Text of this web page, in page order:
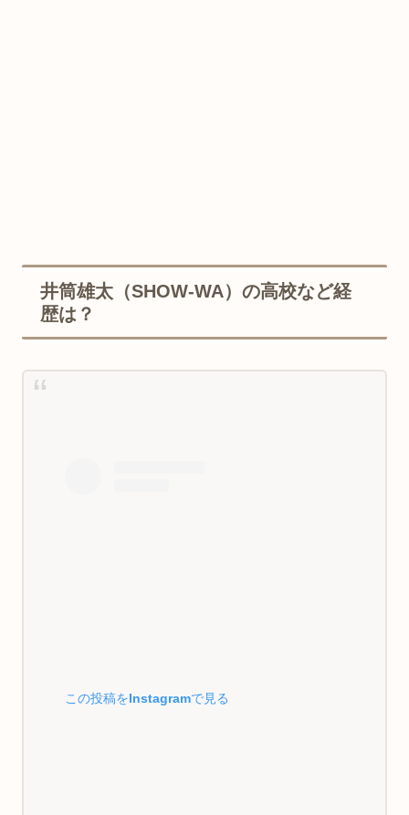
井筒雄太（SHOW-WA）の高校など経
歴は？
この投稿をInstagramで見る